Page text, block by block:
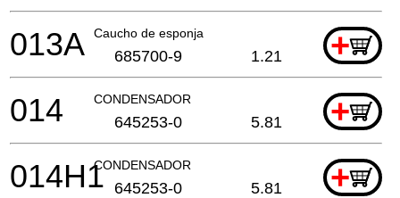
Caucho de esponja +
013A 685700-9 1.21
CONDENSADOR +
014 645253-0 5.81
CONDENSADOR +
014H1 645253-0 5.81